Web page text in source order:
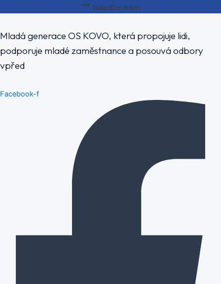
Napište nám
Mladá generace OS KOVO, která propojuje lidi,
podporuje mladé zaměstnance a posouvá odbory
vpřed
Facebook-f